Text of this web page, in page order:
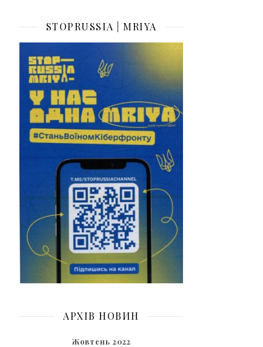
STOPRUSSIA | MRIYA
АРХІВ НОВИН
Жовтень 2022